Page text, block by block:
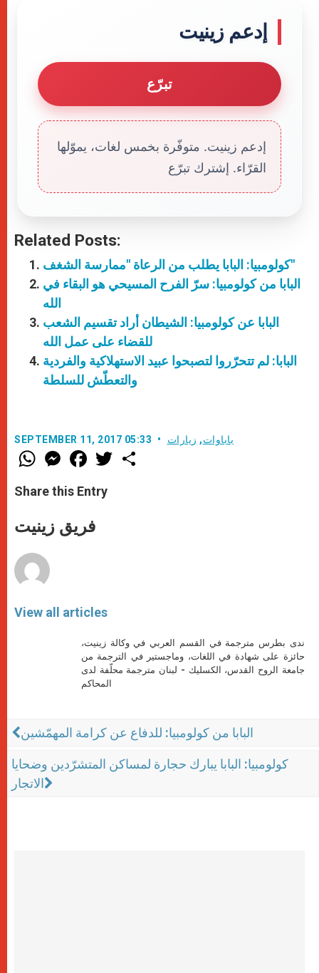
إدعم زينيت
تبرّع
إدعم زينيت. متوفّرة بخمس لغات، يموّلها
القرّاء. إشترك تبرّع
Related Posts:
كولومبيا: البابا يطلب من الرعاة "ممارسة الشغف"
البابا من كولومبيا: سرّ الفرح المسيحي هو البقاء في
الله
البابا عن كولومبيا: الشيطان أراد تقسيم الشعب
للقضاء على عمل الله
البابا: لم تتحرّروا لتصبحوا عبيد الاستهلاكية والفردية
والتعطّش للسلطة
SEPTEMBER 11, 2017 05:33 باباوات, زيارات
W
h
t
s
p
p
M
e
s
e
g
e
F
a
e
b
o
k
T
w
Share this Entry
فريق زينيت
View all articles
ندى بطرس مترجمة في القسم العربي في وكالة زينيت،
حائزة على شهادة في اللغات، وماجستير في الترجمة من
جامعة الروح القدس، الكسليك - لبنان مترجمة محلّفة لدى
المحاكم
البابا من كولومبيا: للدفاع عن كرامة المهمّشين
كولومبيا: البابا يبارك حجارة لمساكن المتشرّدين وضحايا
الاتجار